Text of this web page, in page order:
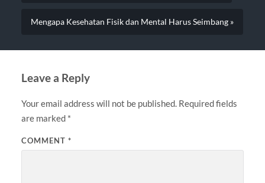
Mengapa Kesehatan Fisik dan Mental Harus Seimbang »
Leave a Reply
Your email address will not be published. Required fields
are marked *
COMMENT *